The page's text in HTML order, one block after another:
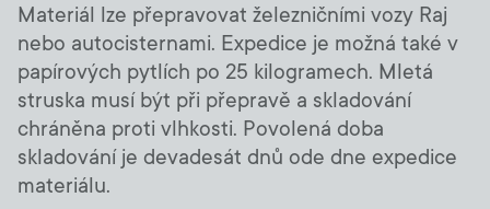
Materiál lze přepravovat železničními vozy Raj
nebo autocisternami. Expedice je možná také v
papírových pytlích po 25 kilogramech. Mletá
struska musí být při přepravě a skladování
chráněna proti vlhkosti. Povolená doba
skladování je devadesát dnů ode dne expedice
materiálu.